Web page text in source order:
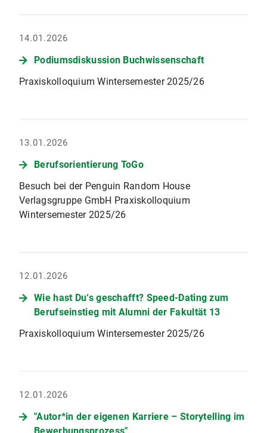
14.01.2026
Podiumsdiskussion Buchwissenschaft
Praxiskolloquium Wintersemester 2025/26
13.01.2026
Berufsorientierung ToGo
Besuch bei der Penguin Random House
Verlagsgruppe GmbH Praxiskolloquium
Wintersemester 2025/26
12.01.2026
Wie hast Du‘s geschafft? Speed-Dating zum
Berufseinstieg mit Alumni der Fakultät 13
Praxiskolloquium Wintersemester 2025/26
12.01.2026
"Autor*in der eigenen Karriere – Storytelling im